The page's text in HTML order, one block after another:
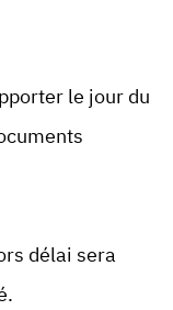
le jour du
délai sera